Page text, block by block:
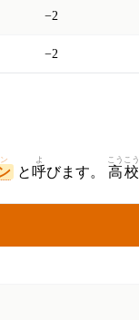
−2
−2
と呼
よ
びます。 高校
こうこう